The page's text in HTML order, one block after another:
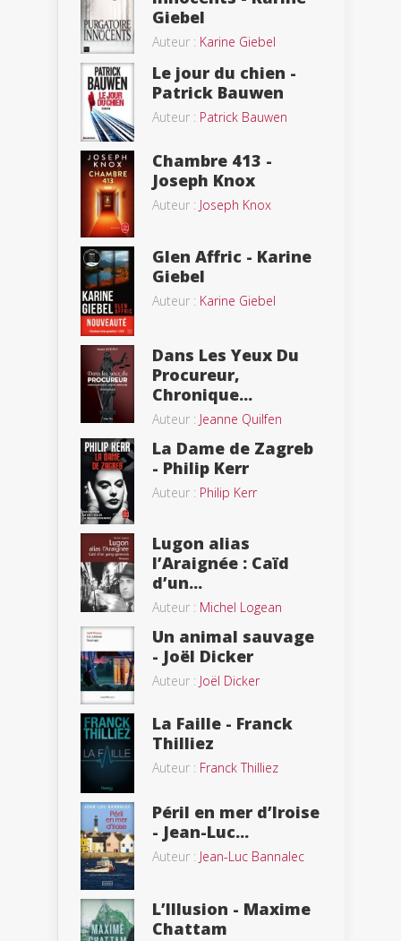
Giebel
Auteur : Karine Giebel
Le jour du chien -
Patrick Bauwen
Auteur : Patrick Bauwen
Chambre 413 -
Joseph Knox
Auteur : Joseph Knox
Glen Affric - Karine
Giebel
Auteur : Karine Giebel
Dans Les Yeux Du
Procureur,
Chronique...
Auteur : Jeanne Quilfen
La Dame de Zagreb
- Philip Kerr
Auteur : Philip Kerr
Lugon alias
l’Araignée : Caïd
d’un...
Auteur : Michel Logean
Un animal sauvage
- Joël Dicker
Auteur : Joël Dicker
La Faille - Franck
Thilliez
Auteur : Franck Thilliez
Péril en mer d’Iroise
- Jean-Luc...
Auteur : Jean-Luc Bannalec
L’Illusion - Maxime
Chattam